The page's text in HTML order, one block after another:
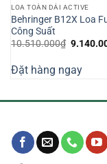
LOA TOÀN DẢI ACTIVE
Behringer B12X Loa
Công Suất
10.510.000₫ Giá
Đặt hàng ngay